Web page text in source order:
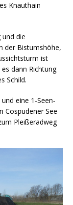
Knauthain
die
der Bistumshöhe,
ist
dann Richtung
Schild.
eine 1-Seen-
Cospudener See
Pleißeradweg